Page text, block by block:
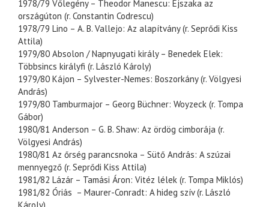
1978/79 Vőlegény – Theodor Manescu: Éjszaka az
országúton (r. Constantin Codrescu)
1978/79 Lino – A. B. Vallejo: Az alapítvány (r. Seprődi Kiss
Attila)
1979/80 Absolon / Napnyugati király – Benedek Elek:
Többsincs királyfi (r. László Károly)
1979/80 Kájon – Sylvester-Nemes: Boszorkány (r. Völgyesi
András)
1979/80 Tamburmajor – Georg Büchner: Woyzeck (r. Tompa
Gábor)
1980/81 Anderson – G. B. Shaw: Az ördög cimborája (r.
Völgyesi András)
1980/81 Az őrség parancsnoka – Sütő András: A szúzai
mennyegző (r. Seprődi Kiss Attila)
1981/82 Lázár – Tamási Áron: Vitéz lélek (r. Tompa Miklós)
1981/82 Óriás – Maurer-Conradt: A hideg szív (r. László